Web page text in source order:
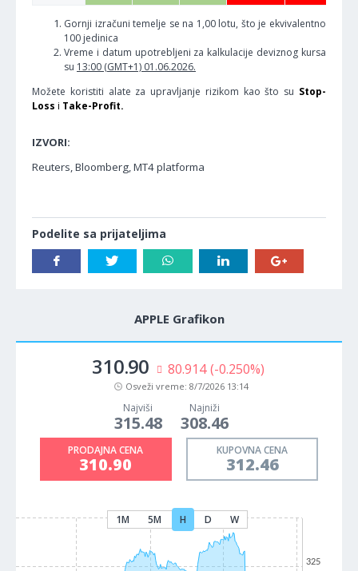
Gornji izračuni temelje se na 1,00 lotu, što je ekvivalentno
100 jedinica
Vreme i datum upotrebljeni za kalkulacije deviznog kursa
su 13:00 (GMT+1) 01.06.2026.
Možete koristiti alate za upravljanje rizikom kao što su Stop-
Loss i Take-Profit.
IZVORI:
Reuters, Bloomberg, MT4 platforma
Podelite sa prijateljima
APPLE Grafikon
310.90 80.914 (-0.250%)
Osveži vreme: 8/7/2026 13:14
Najviši
315.48
Najniži
308.46
PRODAJNA CENA
310.90
KUPOVNA CENA
312.46
1M 5M H D W
325